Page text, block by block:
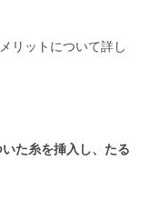
リットについて詳し
た糸を挿入し、たる